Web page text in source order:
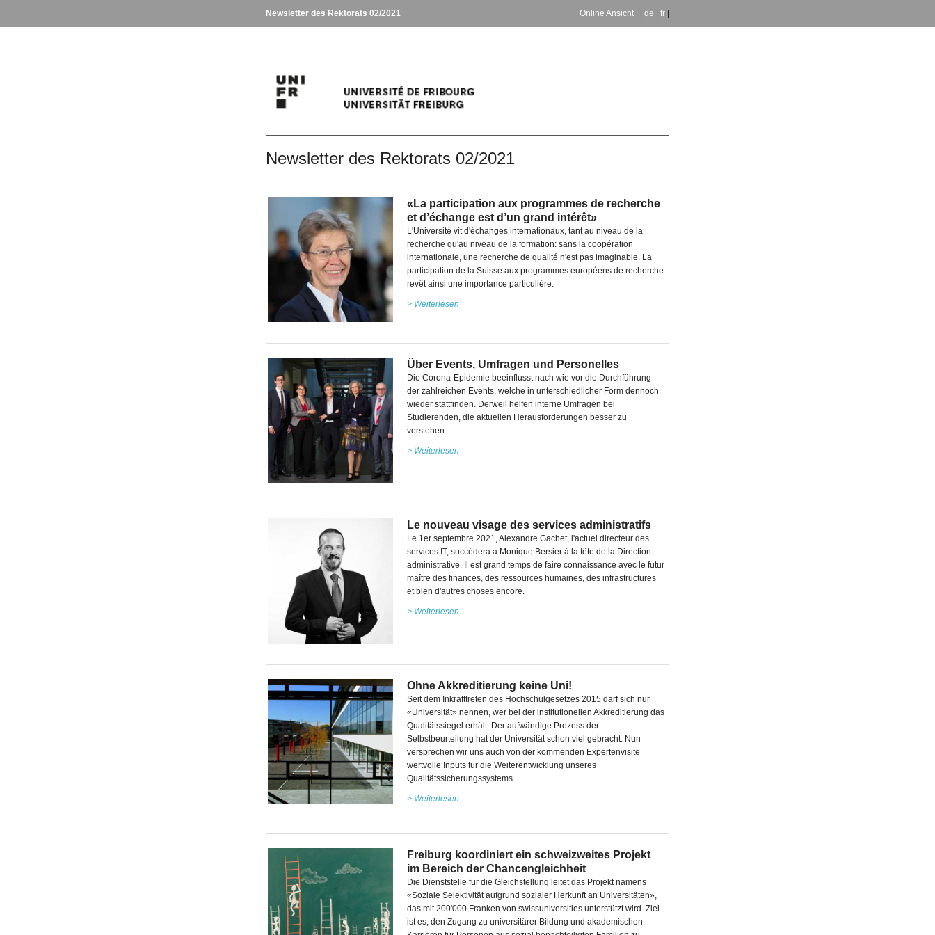
Newsletter des Rektorats 02/2021 Online Ansicht de fr
Newsletter des Rektorats 02/2021
«La participation aux programmes de recherche
et d’échange est d’un grand intérêt»
L'Université vit d'échanges internationaux, tant au niveau de la
recherche qu'au niveau de la formation: sans la coopération
internationale, une recherche de qualité n'est pas imaginable. La
participation de la Suisse aux programmes européens de recherche
revêt ainsi une importance particulière.
> Weiterlesen
Über Events, Umfragen und Personelles
Die Corona-Epidemie beeinflusst nach wie vor die Durchführung
der zahlreichen Events, welche in unterschiedlicher Form dennoch
wieder stattfinden. Derweil helfen interne Umfragen bei
Studierenden, die aktuellen Herausforderungen besser zu
verstehen.
> Weiterlesen
Le nouveau visage des services administratifs
Le 1er septembre 2021, Alexandre Gachet, l'actuel directeur des
services IT, succédera à Monique Bersier à la tête de la Direction
administrative. Il est grand temps de faire connaissance avec le futur
maître des finances, des ressources humaines, des infrastructures
et bien d'autres choses encore.
> Weiterlesen
Ohne Akkreditierung keine Uni!
Seit dem Inkrafttreten des Hochschulgesetzes 2015 darf sich nur
«Universität» nennen, wer bei der institutionellen Akkreditierung das
Qualitätssiegel erhält. Der aufwändige Prozess der
Selbstbeurteilung hat der Universität schon viel gebracht. Nun
versprechen wir uns auch von der kommenden Expertenvisite
wertvolle Inputs für die Weiterentwicklung unseres
Qualitätssicherungssystems.
> Weiterlesen
Freiburg koordiniert ein schweizweites Projekt
im Bereich der Chancengleichheit
Die Dienststelle für die Gleichstellung leitet das Projekt namens
«Soziale Selektivität aufgrund sozialer Herkunft an Universitäten»,
das mit 200'000 Franken von swissuniversities unterstützt wird. Ziel
ist es, den Zugang zu universitärer Bildung und akademischen